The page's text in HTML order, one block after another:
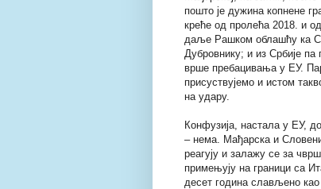
пошто је дужина копнене
креће од пролећа 2018. и
даље Рашком облашћу ка
Дубровнику; и из Србије
врше пребацивања у ЕУ.
присуствујемо и истом
на удару.
Конфузија, настала у ЕУ,
– нема. Мађарска и
реагују и залажу се за
примењују на граници са
десет година слављено као